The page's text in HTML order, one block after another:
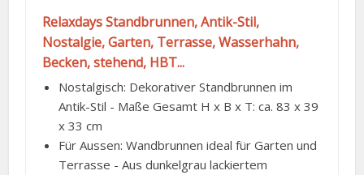
Relaxdays Standbrunnen, Antik-Stil,
Nostalgie, Garten, Terrasse, Wasserhahn,
Becken, stehend, HBT...
Nostalgisch: Dekorativer Standbrunnen im
Antik-Stil - Maße Gesamt H x B x T: ca. 83 x 39
x 33 cm
Für Aussen: Wandbrunnen ideal für Garten und
Terrasse - Aus dunkelgrau lackiertem